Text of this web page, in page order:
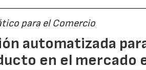
para el Comercio
automatizada
en el mercado